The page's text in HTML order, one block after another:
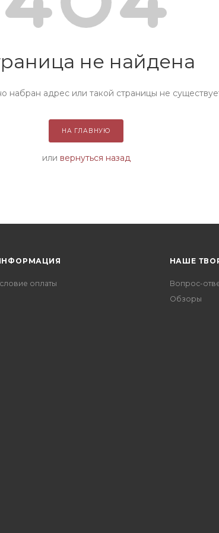
не найдена
набран адрес или такой страницы не
НА ГЛАВНУЮ
или вернуться назад
оплаты
НАШЕ
Вопрос-
Обзоры